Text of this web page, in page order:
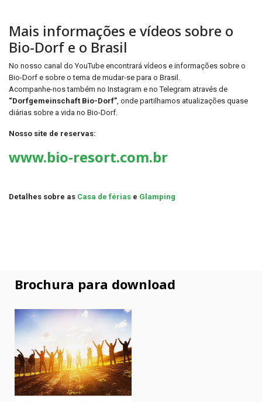
Mais informações e vídeos sobre o
Bio-Dorf e o Brasil
No nosso canal do YouTube encontrará vídeos e informações sobre o
Bio-Dorf e sobre o tema de mudar-se para o Brasil.
Acompanhe-nos também no Instagram e no Telegram através de
“Dorfgemeinschaft Bio-Dorf” , onde partilhamos atualizações quase
diárias sobre a vida no Bio-Dorf.
Nosso site de reservas:
www.bio-resort.com.br
Detalhes sobre as Casa de férias e Glamping
Brochura para download